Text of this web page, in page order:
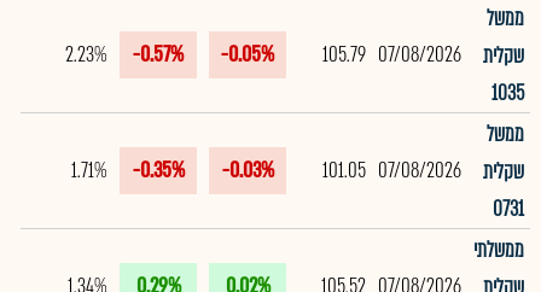
ממשל
שקלית
1035
07/08/2026
105.79
-0.05%
-0.57%
2.23%
ממשל
שקלית
0731
07/08/2026
101.05
-0.03%
-0.35%
1.71%
ממשלתי